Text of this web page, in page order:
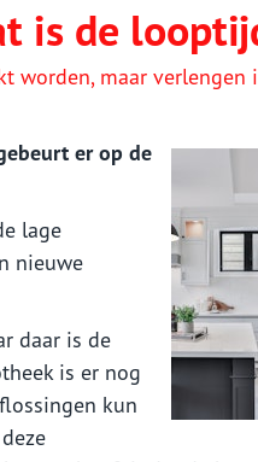
is de
worden, maar verlengen
er op de
lage
nieuwe
daar is de
is er nog
kun